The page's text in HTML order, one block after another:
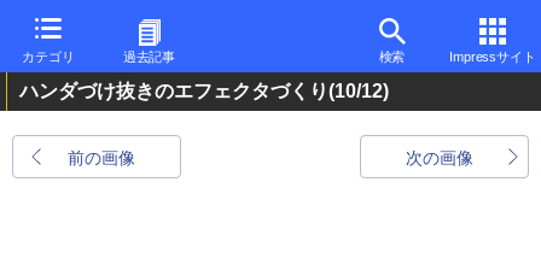
カテゴリ 過去記事 検索 Impressサイト
ハンダづけ抜きのエフェクタづくり(10/12)
前の画像 次の画像